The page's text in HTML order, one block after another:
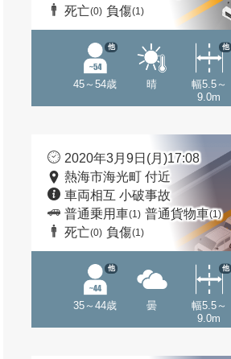
死亡(0) 負傷(1)
45～54歳
他
晴
幅5.5～
9.0m
他
2020年3月9日(月)17:08
熱海市海光町 付近
車両相互 小破事故
普通乗用車(1) 普通貨物車(1)
死亡(0) 負傷(1)
35～44歳
他
曇
幅5.5～
9.0m
他